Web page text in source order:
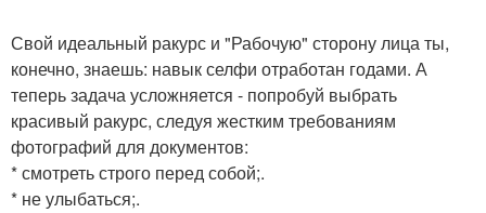
Свой идеальный ракурс и "Рабочую" сторону лица ты,
конечно, знаешь: навык селфи отработан годами. А
теперь задача усложняется - попробуй выбрать
красивый ракурс, следуя жестким требованиям
фотографий для документов:
* смотреть строго перед собой;.
* не улыбаться;.